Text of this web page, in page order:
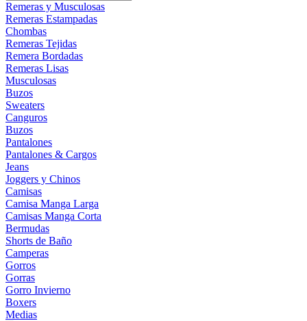
Remeras y Musculosas
Remeras Estampadas
Chombas
Remeras Tejidas
Remera Bordadas
Remeras Lisas
Musculosas
Buzos
Sweaters
Canguros
Buzos
Pantalones
Pantalones & Cargos
Jeans
Joggers y Chinos
Camisas
Camisa Manga Larga
Camisas Manga Corta
Bermudas
Shorts de Baño
Camperas
Gorros
Gorras
Gorro Invierno
Boxers
Medias